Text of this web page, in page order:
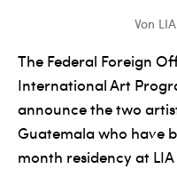
Von LIA
The Federal Foreign
International Art
announce the two
Guatemala who have
month residency at